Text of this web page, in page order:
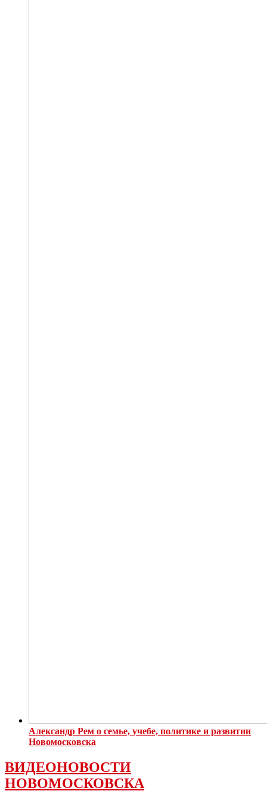
Александр Рем о семье, учебе, политике и развитии
Новомосковска
ВИДЕОНОВОСТИ
НОВОМОСКОВСКА